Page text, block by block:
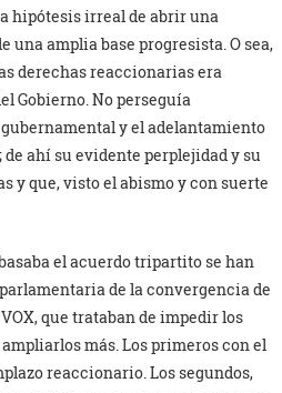
hipótesis irreal de abrir una
una amplia base progresista. O sea,
derechas reaccionarias era
Gobierno. No perseguía
y el adelantamiento
ahí su evidente perplejidad y su
y que, visto el abismo y con suerte
el acuerdo tripartito se han
de la convergencia de
que trataban de impedir los
más. Los primeros con el
reaccionario. Los segundos,